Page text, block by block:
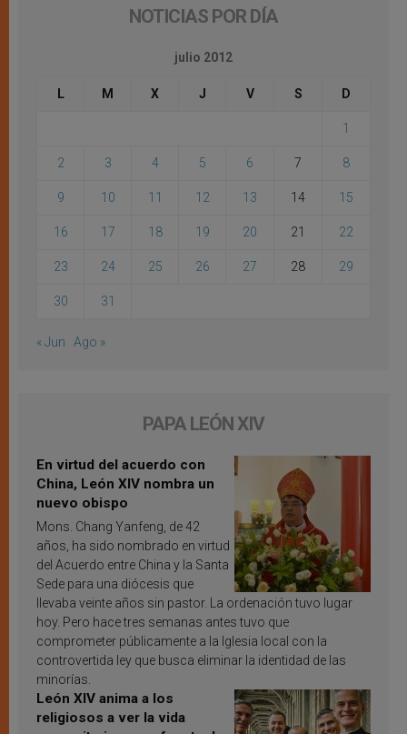
NOTICIAS POR DÍA
julio 2012
L M X J V S D
1
2 3 4 5 6 7 8
9 10 11 12 13 14 15
16 17 18 19 20 21 22
23 24 25 26 27 28 29
30 31
« Jun Ago »
PAPA LEÓN XIV
En virtud del acuerdo con
China, León XIV nombra un
nuevo obispo
Mons. Chang Yanfeng, de 42
años, ha sido nombrado en virtud
del Acuerdo entre China y la Santa
Sede para una diócesis que
llevaba veinte años sin pastor. La ordenación tuvo lugar
hoy. Pero hace tres semanas antes tuvo que
comprometer públicamente a la Iglesia local con la
controvertida ley que busca eliminar la identidad de las
minorías.
León XIV anima a los
religiosos a ver la vida